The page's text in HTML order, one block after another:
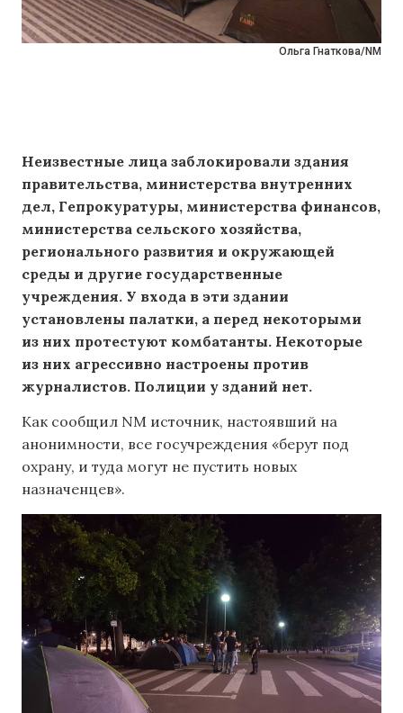
Ольга Гнаткова/NM
Неизвестные лица заблокировали здания
правительства, министерства внутренних
дел, Гепрокуратуры, министерства финансов,
министерства сельского хозяйства,
регионального развития и окружающей
среды и другие государственные
учреждения. У входа в эти здании
установлены палатки, а перед некоторыми
из них протестуют комбатанты. Некоторые
из них агрессивно настроены против
журналистов. Полиции у зданий нет.
Как сообщил NM источник, настоявший на
анонимности, все госучреждения «берут под
охрану, и туда могут не пустить новых
назначенцев».